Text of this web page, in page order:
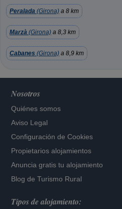
Peralada (Girona) a 8 km
Marzà (Girona) a 8,3 km
Cabanes (Girona) a 8,9 km
Nosotros
Quiénes somos
Aviso Legal
Configuración de Cookies
Propietarios alojamientos
Anuncia gratis tu alojamiento
Blog de Turismo Rural
Tipos de alojamiento: